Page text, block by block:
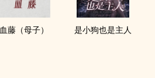
血藤（母子） 是小狗也是主人